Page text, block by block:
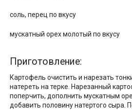
соль, перец по вкусу
мускатный орех молотый по вкусу
Приготовление:
Картофель очистить и нарезать
натереть на терке. Нарезанный
поперчить, дополнить мускатным
добавить половину натертого сыра.